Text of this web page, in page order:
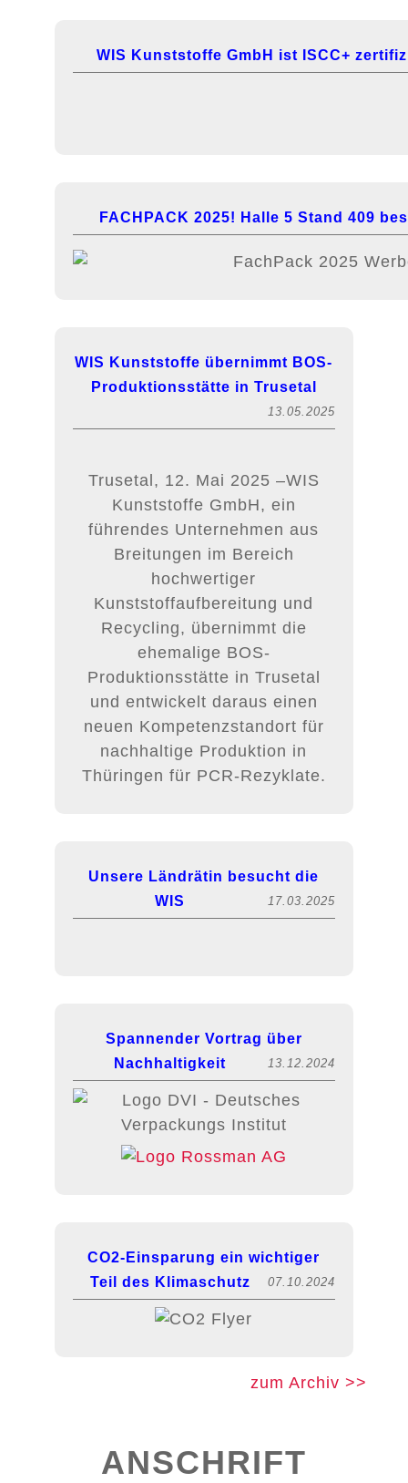
WIS Kunststoffe GmbH ist ISCC+
FACHPACK 2025! Halle 5 Stand 409
WIS Kunststoffe übernimmt BOS-
Produktionsstätte in Trusetal
13.05.2025
Trusetal, 12. Mai 2025 –WIS
Kunststoffe GmbH, ein
führendes Unternehmen aus
Breitungen im Bereich
hochwertiger
Kunststoffaufbereitung und
Recycling, übernimmt die
ehemalige BOS-
Produktionsstätte in Trusetal
und entwickelt daraus einen
neuen Kompetenzstandort für
nachhaltige Produktion in
Thüringen für PCR-Rezyklate.
Unsere Ländrätin besucht die
WIS
17.03.2025
Spannender Vortrag über
Nachhaltigkeit
13.12.2024
CO2-Einsparung ein wichtiger
Teil des Klimaschutz
07.10.2024
zum Archiv >>
ANSCHRIFT